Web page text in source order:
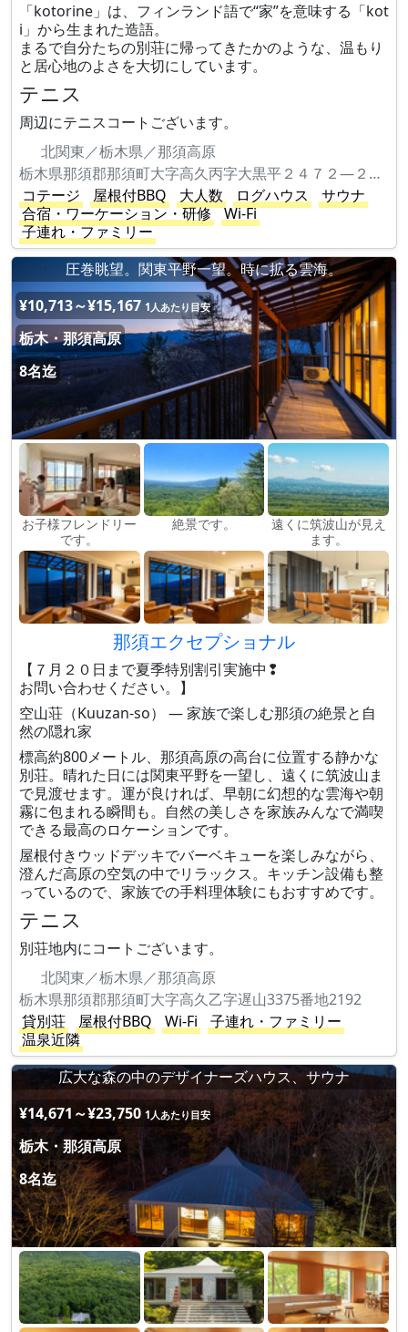
「kotorine」は、フィンランド語で“家”を意味する「kot
i」から生まれた造語。
まるで自分たちの別荘に帰ってきたかのような、温もり
と居心地のよさを大切にしています。
テニス
周辺にテニスコートございます。
北関東／栃木県／那須高原
栃木県那須郡那須町大字高久丙字大黒平２４７２―２２４
コテージ
屋根付BBQ 大人数 ログハウス
サウナ
合宿・ワーケーション・研修
Wi-Fi
子連れ・ファミリー
圧巻眺望。関東平野一望。時に拡る雲海。
¥10,713～¥15,167 1人あたり目安
栃木・那須高原
8名迄
お子様フレンドリー
です。
絶景です。
遠くに筑波山が見え
ます。
那須エクセプショナル
【７月２０日まで夏季特別割引実施中❢
お問い合わせください。】
空山荘（Kuuzan-so） — 家族で楽しむ那須の絶景と自
然の隠れ家
標高約800メートル、那須高原の高台に位置する静かな
別荘。晴れた日には関東平野を一望し、遠くに筑波山ま
で見渡せます。運が良ければ、早朝に幻想的な雲海や朝
霧に包まれる瞬間も。自然の美しさを家族みんなで満喫
できる最高のロケーションです。
屋根付きウッドデッキでバーベキューを楽しみながら、
澄んだ高原の空気の中でリラックス。キッチン設備も整
っているので、家族での手料理体験にもおすすめです。
テニス
別荘地内にコートございます。
北関東／栃木県／那須高原
栃木県那須郡那須町大字高久乙字遅山3375番地2192
貸別荘
屋根付BBQ Wi-Fi
子連れ・ファミリー
温泉近隣
広大な森の中のデザイナーズハウス、サウナ
¥14,671～¥23,750 1人あたり目安
栃木・那須高原
8名迄